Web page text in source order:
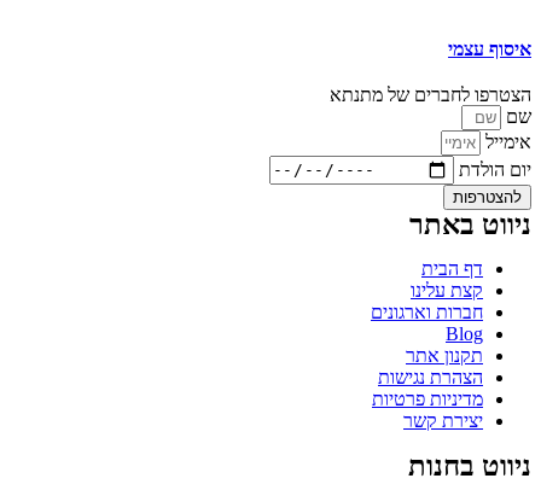
איסוף עצמי
הצטרפו לחברים של מתנתא
שם
אימייל
יום הולדת
להצטרפות
ניווט באתר
דף הבית
קצת עלינו
חברות וארגונים
Blog
תקנון אתר
הצהרת נגישות
מדיניות פרטיות
יצירת קשר
ניווט בחנות